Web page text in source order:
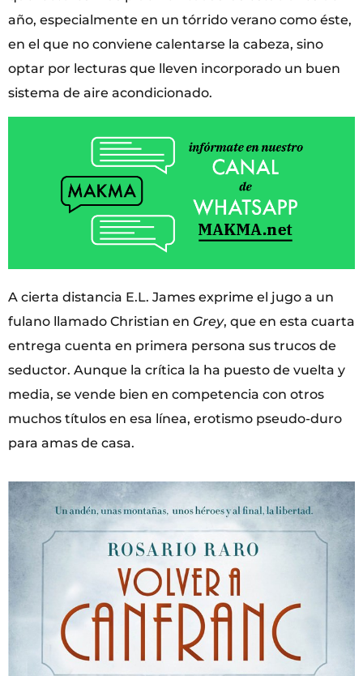
año, especialmente en un tórrido verano como éste,
en el que no conviene calentarse la cabeza, sino
optar por lecturas que lleven incorporado un buen
sistema de aire acondicionado.
A cierta distancia E.L. James exprime el jugo a un
fulano llamado Christian en Grey, que en esta cuarta
entrega cuenta en primera persona sus trucos de
seductor. Aunque la crítica la ha puesto de vuelta y
media, se vende bien en competencia con otros
muchos títulos en esa línea, erotismo pseudo-duro
para amas de casa.